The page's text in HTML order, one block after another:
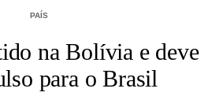
PAÍS
na Bolívia e deve
para o Brasil